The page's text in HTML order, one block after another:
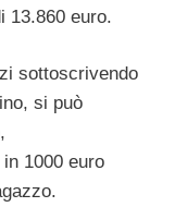
13.860 euro.
sottoscrivendo
si può
1000 euro